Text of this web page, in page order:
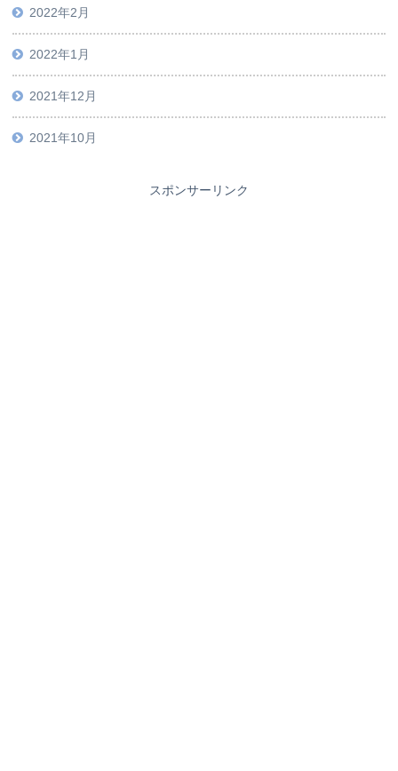
2022年2月
2022年1月
2021年12月
2021年10月
スポンサーリンク